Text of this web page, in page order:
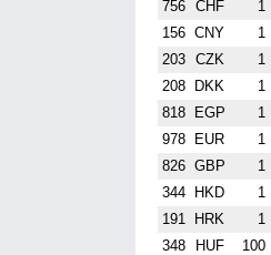
756 CHF 1
156 CNY 1
203 CZK 1
208 DKK 1
818 EGP 1
978 EUR 1
826 GBP 1
344 HKD 1
191 HRK 1
348 HUF 100